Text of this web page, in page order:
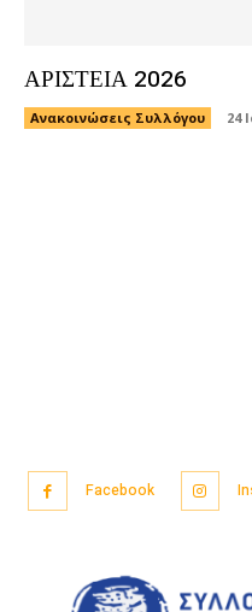
ΑΡΙΣΤΕΙΑ 2026
Ανακοινώσεις Συλλόγου 24
Facebook